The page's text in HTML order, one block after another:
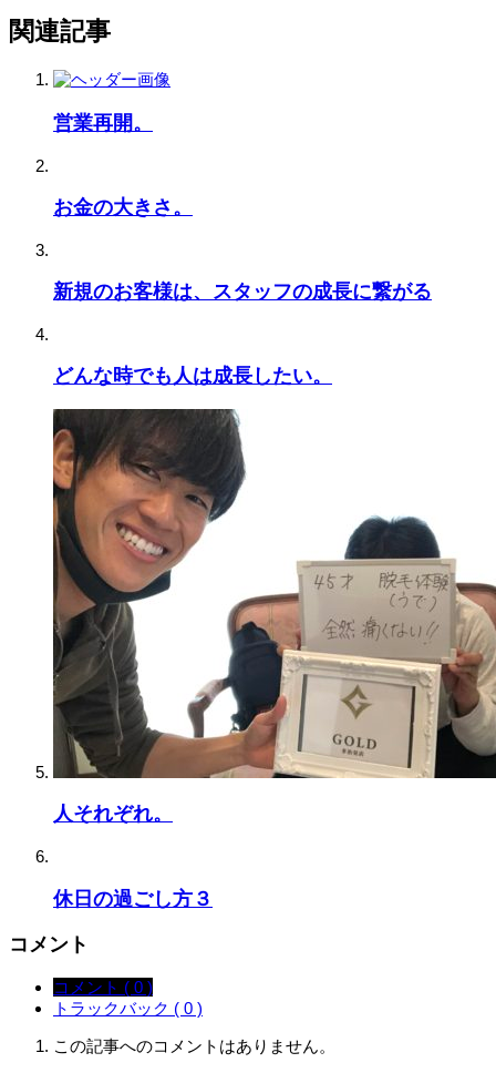
関連記事
営業再開。
お金の大きさ。
新規のお客様は、スタッフの成長に繋がる
どんな時でも人は成長したい。
人それぞれ。
休日の過ごし方３
コメント
コメント ( 0 )
トラックバック ( 0 )
この記事へのコメントはありません。